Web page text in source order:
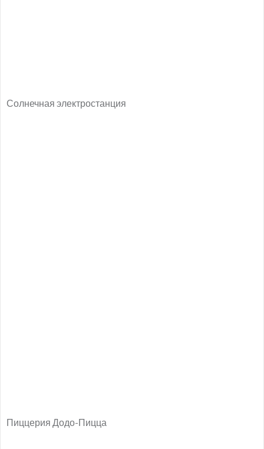
Солнечная электростанция
Пиццерия Додо-Пицца